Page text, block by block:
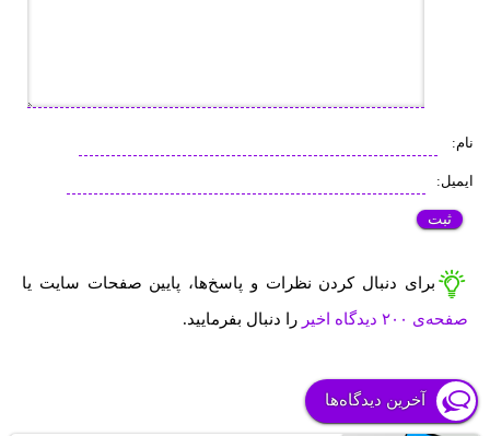
نام:
ایمیل:
برای دنبال کردن نظرات و پاسخ‌ها، پایین صفحات سایت یا
صفحه‌ی ۲۰۰ دیدگاه اخیر را دنبال بفرمایید.
آخرین دیدگاه‌ها